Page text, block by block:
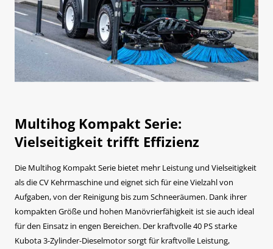
Multihog Kompakt Serie:
Vielseitigkeit trifft Effizienz
Die Multihog Kompakt Serie bietet mehr Leistung und Vielseitigkeit
als die CV Kehrmaschine und eignet sich für eine Vielzahl von
Aufgaben, von der Reinigung bis zum Schneeräumen. Dank ihrer
kompakten Größe und hohen Manövrierfähigkeit ist sie auch ideal
für den Einsatz in engen Bereichen. Der kraftvolle 40 PS starke
Kubota 3-Zylinder-Dieselmotor sorgt für kraftvolle Leistung,